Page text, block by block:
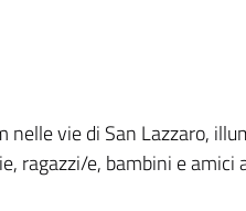
vie di San Lazzaro,
ragazzi/e, bambini e amici